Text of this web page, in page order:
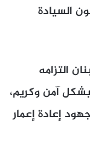
السيادة
التزامه
آمن وكريم،
إعادة إعمار